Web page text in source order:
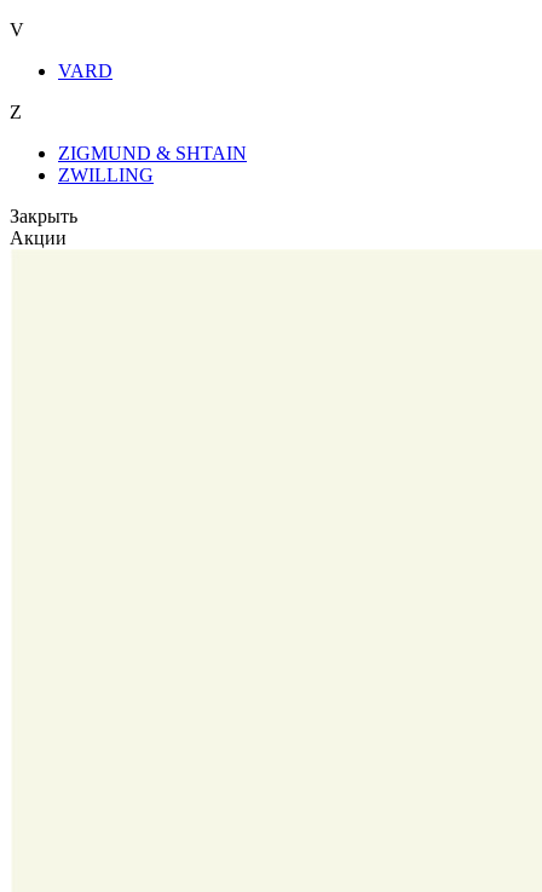
V
VARD
Z
ZIGMUND & SHTAIN
ZWILLING
Закрыть
Акции